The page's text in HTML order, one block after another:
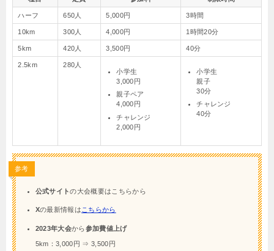
ハーフ 650人 5,000円 3時間
10km 300人 4,000円 1時間20分
5km 420人 3,500円 40分
2.5km
280人
小学生
3,000円
親子ペア
4,000円
チャレンジ
2,000円
小学生
親子
30分
チャレンジ
40分
参考
公式サイトの大会概要はこちらから
Xの最新情報は こちらから
2023年大会から参加費値上げ
5km：3,000円 ⇒ 3,500円